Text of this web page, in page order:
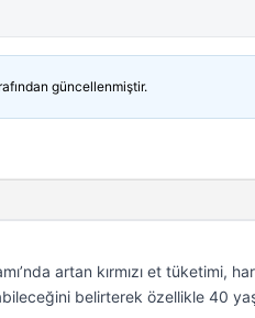
güncellenmiştir.
artan kırmızı et tüketimi,
belirterek özellikle 40